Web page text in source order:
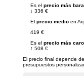
Es el precio más
↓ 336 €
El precio medio en
419 €
Es el precio más caro
↑ 508 €
El precio final depende
presupuestos